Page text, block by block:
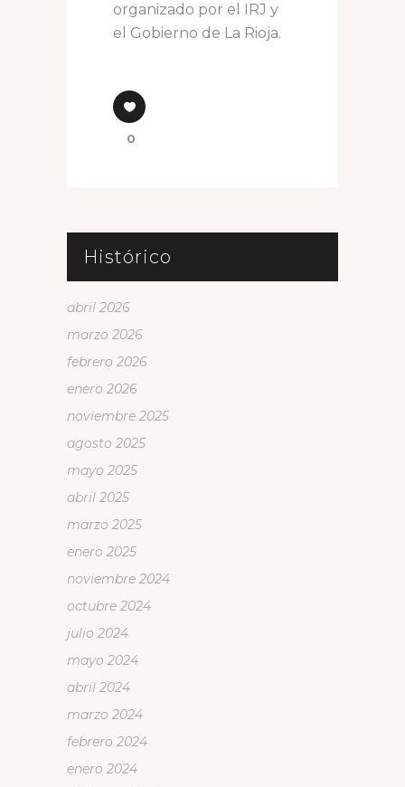
organizado por el IRJ y
el Gobierno de La Rioja.
0
Histórico
abril 2026
marzo 2026
febrero 2026
enero 2026
noviembre 2025
agosto 2025
mayo 2025
abril 2025
marzo 2025
enero 2025
noviembre 2024
octubre 2024
julio 2024
mayo 2024
abril 2024
marzo 2024
febrero 2024
enero 2024